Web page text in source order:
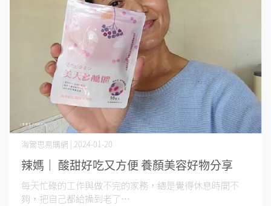
辣媽｜ 酸甜好吃又方便 養顏美容好物分享
海爾思易購網 | 2024-01-20
​ 每天忙碌的工作與做不完的家務，總是覺得休息時間不
夠，把自己都給操到老了⋯